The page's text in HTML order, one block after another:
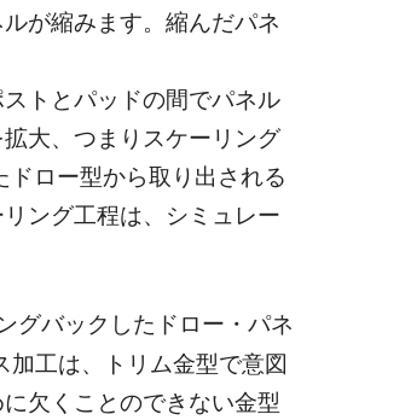
が縮みます。縮んだパネ
トとパッドの間でパネル
大、つまりスケーリング
ロー型から取り出される
ング工程は、シミュレー
グバックしたドロー・パネ
工は、トリム金型で意図
欠くことのできない金型